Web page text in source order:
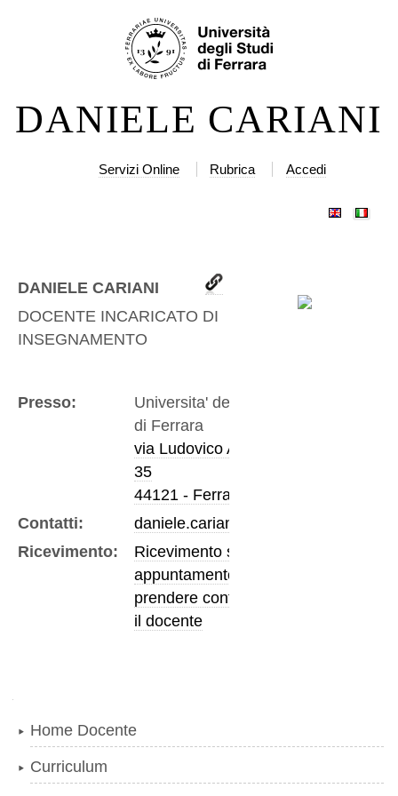
Salta
alla
DANIELE CARIANI
Servizi Online Rubrica Accedi
DANIELE CARIANI
DOCENTE INCARICATO DI
INSEGNAMENTO
Presso:
Universita' degli Studi
di Ferrara
via Ludovico Ariosto,
35
44121 - Ferrara
Contatti:
daniele.cariani@unife.it
Ricevimento:
Ricevimento su
appuntamento,
prendere contatto con
il docente
Home Docente
Curriculum